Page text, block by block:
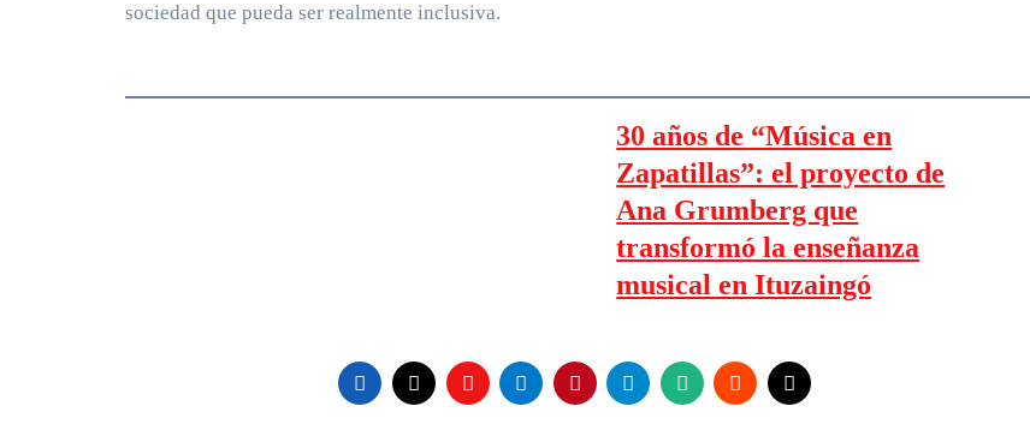
sociedad que pueda ser realmente inclusiva.
30 años de “Música en
Zapatillas”: el proyecto de
Ana Grumberg que
transformó la enseñanza
musical en Ituzaingó